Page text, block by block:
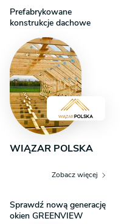
Prefabrykowane
konstrukcje dachowe
WIĄZAR POLSKA
Zobacz więcej
Sprawdź nową generację
okien GREENVIEW